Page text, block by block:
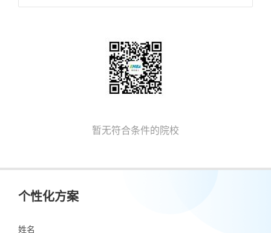
山东 安徽
广州
暂无符合条件的院校
个性化方案
姓名